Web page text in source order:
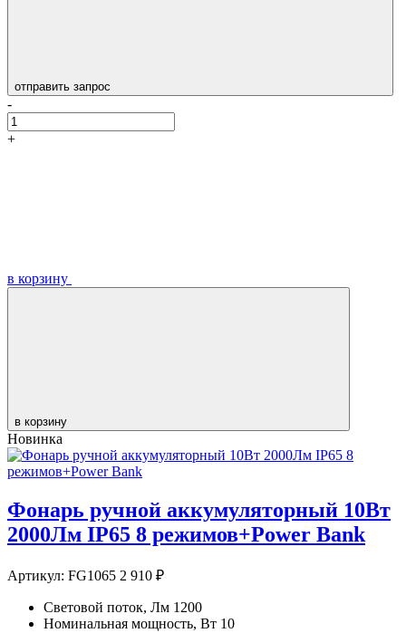
отправить запрос
-
+
в корзину
в корзину
Новинка
Фонарь ручной аккумуляторный 10Вт
2000Лм IP65 8 режимов+Power Bank
Артикул: FG1065 2 910 ₽
Световой поток, Лм 1200
Номинальная мощность, Вт 10